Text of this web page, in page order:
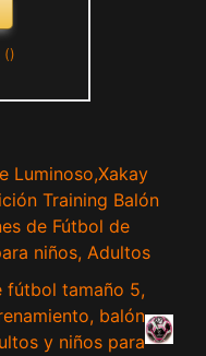
()
Luminoso,Xakay
Training Balón
de Fútbol de
niños, Adultos
fútbol tamaño 5,
balón
y niños para